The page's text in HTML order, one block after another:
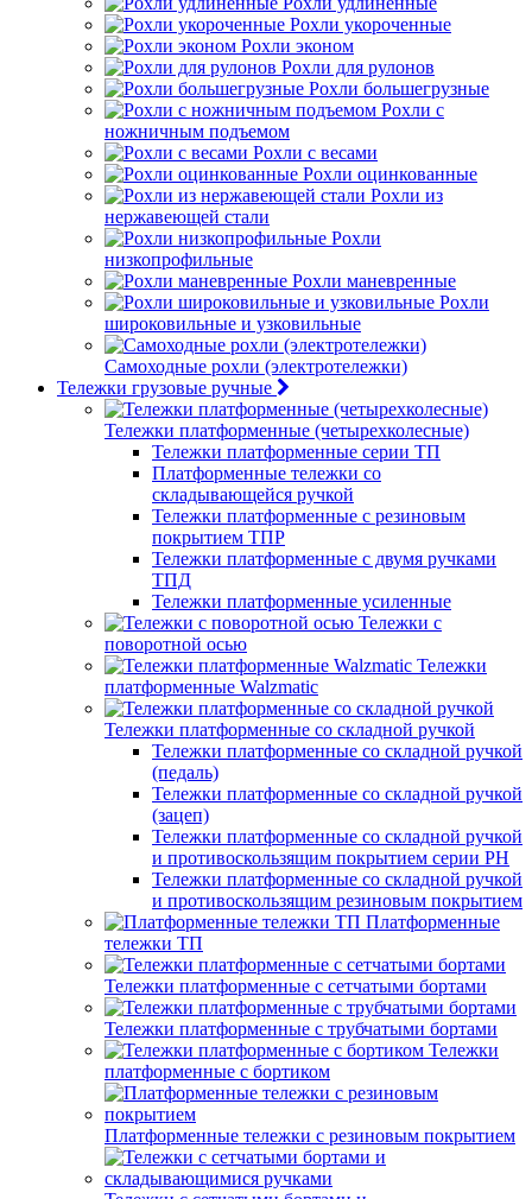
Рохли укороченные
Рохли эконом
Рохли для рулонов
Рохли большегрузные
Рохли с
ножничным подъемом
Рохли с весами
Рохли оцинкованные
Рохли из
нержавеющей стали
Рохли
низкопрофильные
Рохли маневренные
Рохли
широковильные и узковильные
Самоходные рохли (электротележки)
Тележки грузовые ручные
Тележки платформенные (четырехколесные)
Тележки платформенные серии ТП
Платформенные тележки со
складывающейся ручкой
Тележки платформенные с резиновым
покрытием ТПР
Тележки платформенные с двумя ручками
ТПД
Тележки платформенные усиленные
Тележки с
поворотной осью
Тележки
платформенные Walzmatic
Тележки платформенные со складной ручкой
Тележки платформенные со складной ручкой
(педаль)
Тележки платформенные со складной ручкой
(зацеп)
Тележки платформенные со складной ручкой
и противоскользящим покрытием серии PH
Тележки платформенные со складной ручкой
и противоскользящим резиновым покрытием
Платформенные
тележки ТП
Тележки платформенные с сетчатыми бортами
Тележки платформенные с трубчатыми бортами
Тележки
платформенные с бортиком
Платформенные тележки с резиновым покрытием